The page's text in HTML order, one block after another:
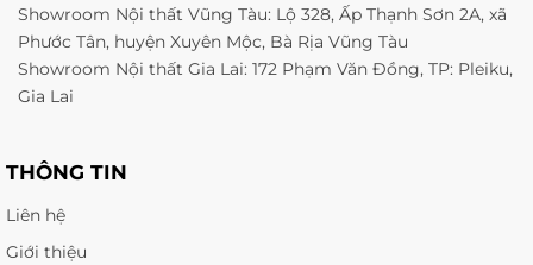
Showroom Nội thất Vũng Tàu: Lộ 328, Ấp Thạnh Sơn 2A, xã
Phước Tân, huyện Xuyên Mộc, Bà Rịa Vũng Tàu
Showroom Nội thất Gia Lai: 172 Phạm Văn Đồng, TP: Pleiku,
Gia Lai
THÔNG TIN
Liên hệ
Giới thiệu